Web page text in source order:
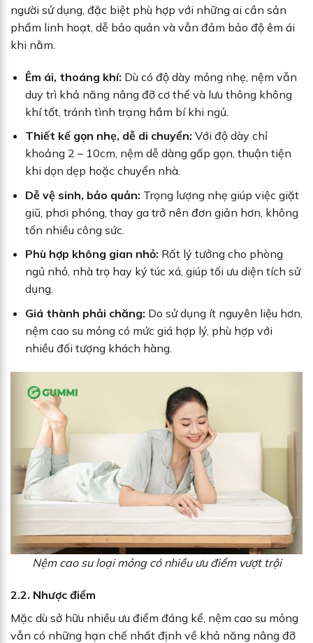
người sử dụng, đặc biệt phù hợp với những ai cần sản
phẩm linh hoạt, dễ bảo quản và vẫn đảm bảo độ êm ái
khi nằm.
Êm ái, thoáng khí: Dù có độ dày mỏng nhẹ, nệm vẫn
duy trì khả năng nâng đỡ cơ thể và lưu thông không
khí tốt, tránh tình trạng hầm bí khi ngủ.
Thiết kế gọn nhẹ, dễ di chuyển: Với độ dày chỉ
khoảng 2 – 10cm, nệm dễ dàng gấp gọn, thuận tiện
khi dọn dẹp hoặc chuyển nhà.
Dễ vệ sinh, bảo quản: Trọng lượng nhẹ giúp việc giặt
giũ, phơi phóng, thay ga trở nên đơn giản hơn, không
tốn nhiều công sức.
Phù hợp không gian nhỏ: Rất lý tưởng cho phòng
ngủ nhỏ, nhà trọ hay ký túc xá, giúp tối ưu diện tích sử
dụng.
Giá thành phải chăng: Do sử dụng ít nguyên liệu hơn,
nệm cao su mỏng có mức giá hợp lý, phù hợp với
nhiều đối tượng khách hàng.
Nệm cao su loại mỏng có nhiều ưu điểm vượt trội
2.2. Nhược điểm
Mặc dù sở hữu nhiều ưu điểm đáng kể, nệm cao su mỏng
vẫn có những hạn chế nhất định về khả năng nâng đỡ